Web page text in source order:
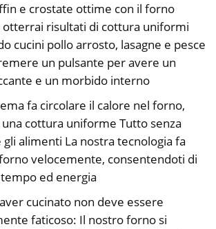
e crostate ottime con il forno
otterrai risultati di cottura uniformi
cucini pollo arrosto, lasagne e pesce
un pulsante per avere un
e un morbido interno
fa circolare il calore nel forno,
cottura uniforme Tutto senza
alimenti La nostra tecnologia fa
velocemente, consentendoti di
ed energia
cucinato non deve essere
faticoso: Il nostro forno si